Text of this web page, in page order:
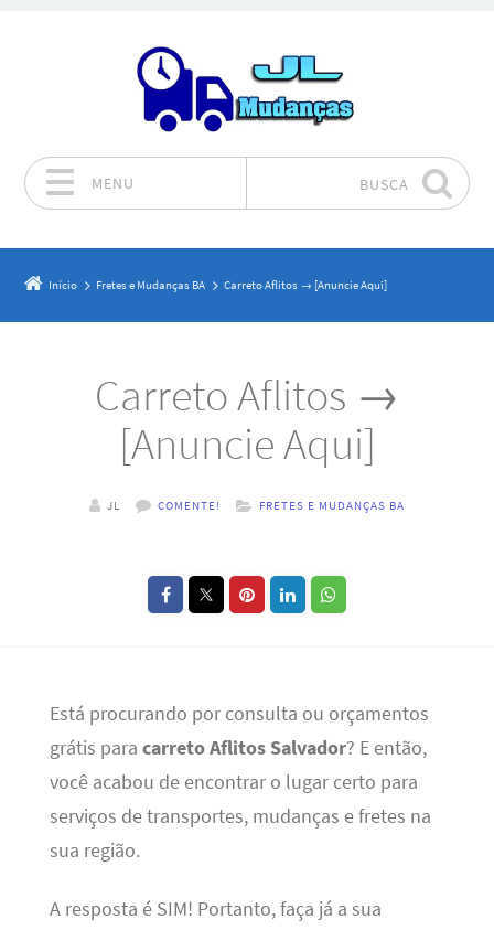
MENU BUSCA
Início Fretes e Mudanças BA Carreto Aflitos → [Anuncie Aqui]
Carreto Aflitos →
[Anuncie Aqui]
JL COMENTE! FRETES E MUDANÇAS BA
Está procurando por consulta ou orçamentos
grátis para carreto Aflitos Salvador? E então,
você acabou de encontrar o lugar certo para
serviços de transportes, mudanças e fretes na
sua região.
A resposta é SIM! Portanto, faça já a sua